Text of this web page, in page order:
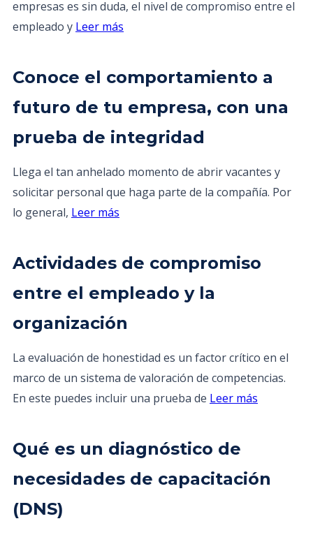
empresas es sin duda, el nivel de compromiso entre el
empleado y Leer más
Conoce el comportamiento a
futuro de tu empresa, con una
prueba de integridad
Llega el tan anhelado momento de abrir vacantes y
solicitar personal que haga parte de la compañía. Por
lo general, Leer más
Actividades de compromiso
entre el empleado y la
organización
La evaluación de honestidad es un factor crítico en el
marco de un sistema de valoración de competencias.
En este puedes incluir una prueba de Leer más
Qué es un diagnóstico de
necesidades de capacitación
(DNS)